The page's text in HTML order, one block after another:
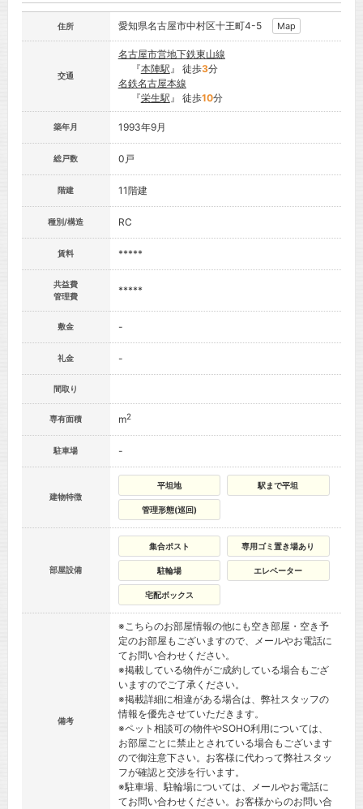
住所 愛知県名古屋市中村区十王町4-5 Map
交通
名古屋市営地下鉄東山線
『本陣駅』 徒歩3分
名鉄名古屋本線
『栄生駅』 徒歩10分
築年月 1993年9月
総戸数 0戸
階建 11階建
種別/構造 RC
賃料 *****
共益費
管理費
*****
敷金 -
礼金 -
間取り
専有面積 m2
駐車場 -
建物特徴
平坦地 駅まで平坦
管理形態(巡回)
部屋設備
集合ポスト 専用ゴミ置き場あり
駐輪場 エレベーター
宅配ボックス
備考
※こちらのお部屋情報の他にも空き部屋・空き予
定のお部屋もございますので、メールやお電話に
てお問い合わせください。
※掲載している物件がご成約している場合もござ
いますのでご了承ください。
※掲載詳細に相違がある場合は、弊社スタッフの
情報を優先させていただきます。
※ペット相談可の物件やSOHO利用については、
お部屋ごとに禁止とされている場合もございます
ので御注意下さい。お客様に代わって弊社スタッ
フが確認と交渉を行います。
※駐車場、駐輪場については、メールやお電話に
てお問い合わせください。お客様からのお問い合